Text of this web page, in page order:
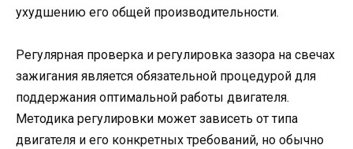
ухудшению его общей производительности.
Регулярная проверка и регулировка зазора на свечах
зажигания является обязательной процедурой для
поддержания оптимальной работы двигателя.
Методика регулировки может зависеть от типа
двигателя и его конкретных требований, но обычно